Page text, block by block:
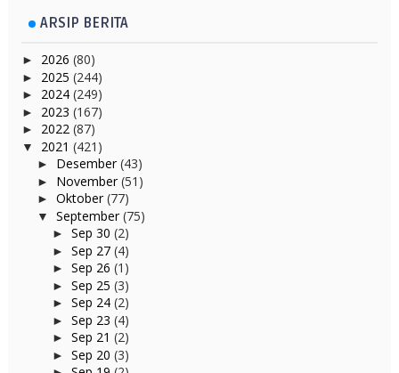
ARSIP BERITA
► 2026 (80)
► 2025 (244)
► 2024 (249)
► 2023 (167)
► 2022 (87)
▼ 2021 (421)
► Desember(43)
► November(51)
► Oktober(77)
▼ September(75)
► Sep 30 (2)
► Sep 27 (4)
► Sep 26 (1)
► Sep 25 (3)
► Sep 24 (2)
► Sep 23 (4)
► Sep 21 (2)
► Sep 20 (3)